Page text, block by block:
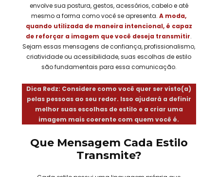
envolve sua postura, gestos, acessórios, cabelo e até
mesmo a forma como você se apresenta.A moda,
quando utilizada de maneira intencional, é capaz
de reforçar a imagem que você deseja transmitir.
Sejam essas mensagens de confiança, profissionalismo,
criatividade ou acessibilidade, suas escolhas de estilo
são fundamentais para essa comunicação.
Dica Redz: Considere como você quer ser visto(a)
pelas pessoas ao seu redor. Isso ajudará a definir
melhor suas escolhas de estilo e a criar uma
imagem mais coerente com quem você é.
Que Mensagem Cada Estilo
Transmite?